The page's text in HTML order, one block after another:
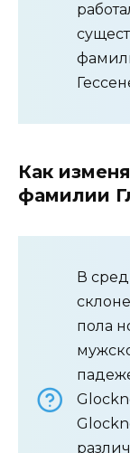
Как
фамилии
В
пола